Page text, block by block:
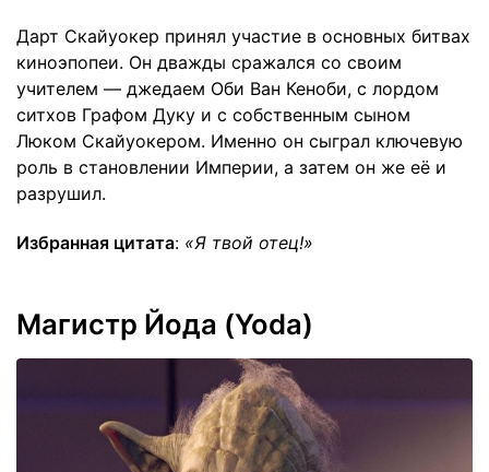
Дарт Скайуокер принял участие в основных битвах
киноэпопеи. Он дважды сражался со своим
учителем — джедаем Оби Ван Кеноби, с лордом
ситхов Графом Дуку и с собственным сыном
Люком Скайуокером. Именно он сыграл ключевую
роль в становлении Империи, а затем он же её и
разрушил.
Избранная цитата: «Я твой отец!»
Магистр Йода (Yoda)